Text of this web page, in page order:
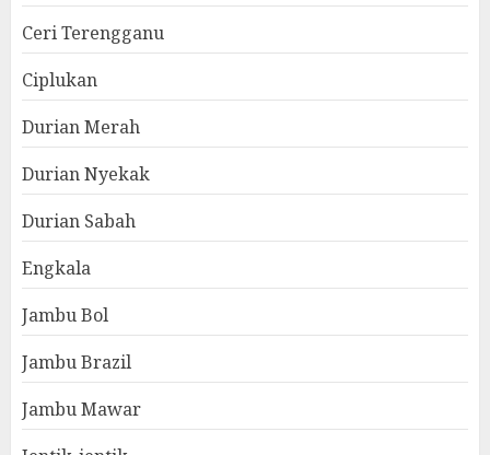
Ceri Terengganu
Ciplukan
Durian Merah
Durian Nyekak
Durian Sabah
Engkala
Jambu Bol
Jambu Brazil
Jambu Mawar